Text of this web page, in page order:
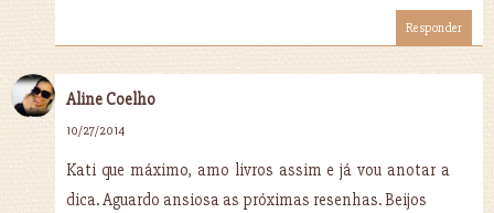
Responder
Aline Coelho
10/27/2014
Kati que máximo, amo livros assim e já vou anotar a
dica. Aguardo ansiosa as próximas resenhas. Beijos